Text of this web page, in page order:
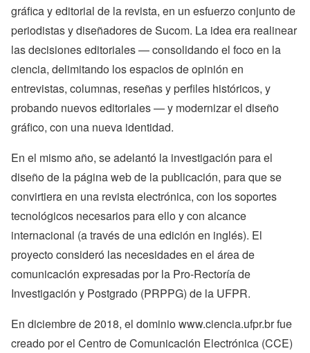
gráfica y editorial de la revista, en un esfuerzo conjunto de
periodistas y diseñadores de Sucom. La idea era realinear
las decisiones editoriales — consolidando el foco en la
ciencia, delimitando los espacios de opinión en
entrevistas, columnas, reseñas y perfiles históricos, y
probando nuevos editoriales — y modernizar el diseño
gráfico, con una nueva identidad.
En el mismo año, se adelantó la investigación para el
diseño de la página web de la publicación, para que se
convirtiera en una revista electrónica, con los soportes
tecnológicos necesarios para ello y con alcance
internacional (a través de una edición en inglés). El
proyecto consideró las necesidades en el área de
comunicación expresadas por la Pro-Rectoría de
Investigación y Postgrado (PRPPG) de la UFPR.
En diciembre de 2018, el dominio www.ciencia.ufpr.br fue
creado por el Centro de Comunicación Electrónica (CCE)